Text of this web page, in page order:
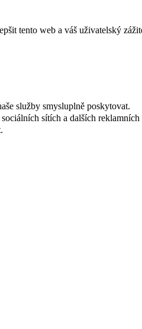
tento web a váš uživatelský
služby smysluplně poskytovat.
sítích a dalších reklamních